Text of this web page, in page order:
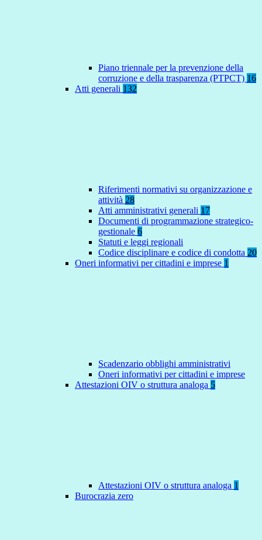
Piano triennale per la prevenzione della
corruzione e della trasparenza (PTPCT) 16
Atti generali 132
Riferimenti normativi su organizzazione e
attività 28
Atti amministrativi generali 17
Documenti di programmazione strategico-
gestionale 6
Statuti e leggi regionali
Codice disciplinare e codice di condotta 20
Oneri informativi per cittadini e imprese 1
Scadenzario obblighi amministrativi
Oneri informativi per cittadini e imprese
Attestazioni OIV o struttura analoga 5
Attestazioni OIV o struttura analoga 1
Burocrazia zero